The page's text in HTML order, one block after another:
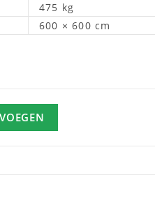
475 kg
600 × 600 cm